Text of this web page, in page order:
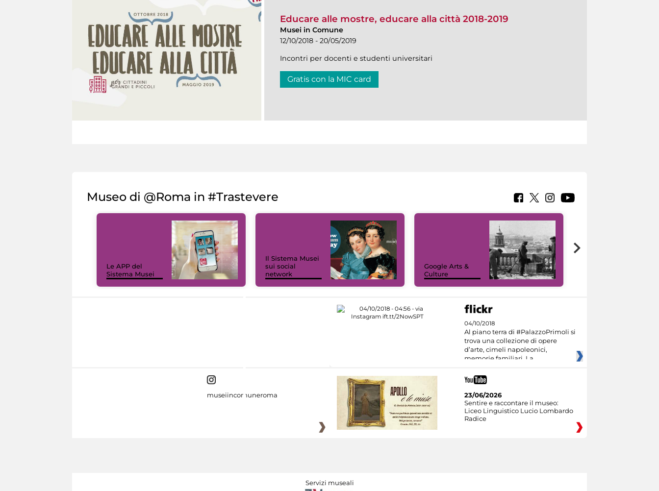
Educare alle mostre, educare alla città 2018-2019
Musei in Comune
12/10/2018 - 20/05/2019
Incontri per docenti e studenti universitari
Gratis con la MIC card
Museo di @Roma in #Trastevere
Le APP del
Sistema Musei
Il Sistema Musei
sui social
network
Google Arts &
Culture
04/10/2018
Al piano terra di #PalazzoPrimoli si
trova una collezione di opere
d’arte, cimeli napoleonici,
memorie familiari. La
museiincomuneroma
23/06/2026
Sentire e raccontare il museo:
Liceo Linguistico Lucio Lombardo
Radice
Servizi museali